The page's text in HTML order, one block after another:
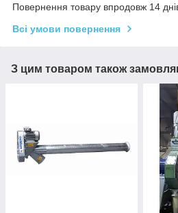
Повернення товару впродовж 14
Всі умови повернення
З цим товаром також